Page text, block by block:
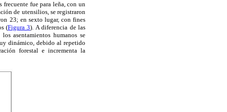
frecuente fue para leña, con un
de utensilios, se registraron
23; en sexto lugar, con fines
(Figura 3). A diferencia de las
asentamientos humanos se
dinámico, debido al repetido
forestal e incrementa la